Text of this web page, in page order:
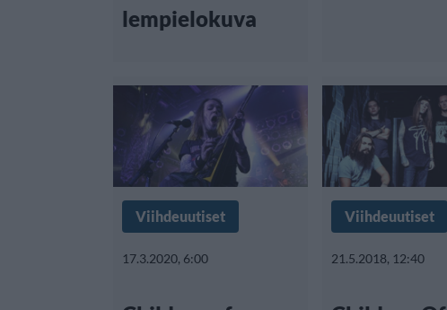
lempielokuva
Viihdeuutiset
17.3.2020, 6:00
Viihdeuutiset
21.5.2018, 12:40